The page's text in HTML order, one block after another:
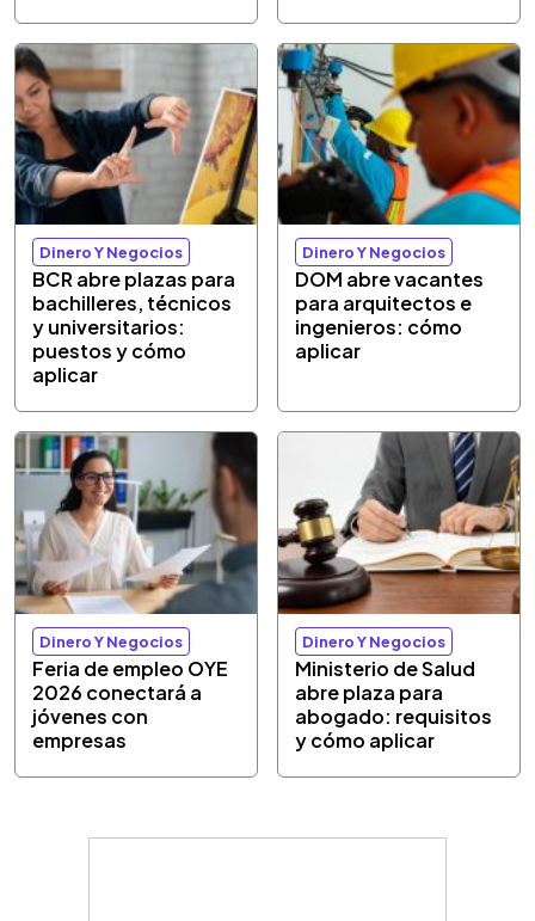
Dinero Y Negocios
BCR abre plazas para
bachilleres, técnicos
y universitarios:
puestos y cómo
aplicar
Dinero Y Negocios
DOM abre vacantes
para arquitectos e
ingenieros: cómo
aplicar
Dinero Y Negocios
Feria de empleo OYE
2026 conectará a
jóvenes con
empresas
Dinero Y Negocios
Ministerio de Salud
abre plaza para
abogado: requisitos
y cómo aplicar